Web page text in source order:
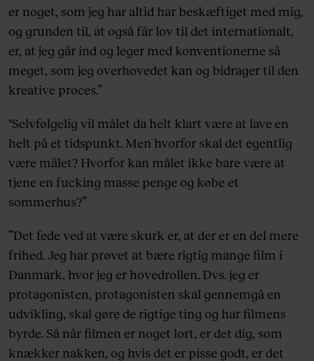
er noget, som jeg har altid har beskæftiget med mig,
og grunden til, at også får lov til det internationalt,
er, at jeg går ind og leger med konventionerne så
meget, som jeg overhovedet kan og bidrager til den
kreative proces.”
"Selvfølgelig vil målet da helt klart være at lave en
helt på et tidspunkt. Men hvorfor skal det egentlig
være målet? Hvorfor kan målet ikke bare være at
tjene en fucking masse penge og købe et
sommerhus?”
”Det fede ved at være skurk er, at der er en del mere
frihed. Jeg har prøvet at bære rigtig mange film i
Danmark, hvor jeg er hovedrollen. Dvs. jeg er
protagonisten, protagonisten skal gennemgå en
udvikling, skal gøre de rigtige ting og har filmens
byrde. Så når filmen er noget lort, er det dig, som
knækker nakken, og hvis det er pisse godt, er det